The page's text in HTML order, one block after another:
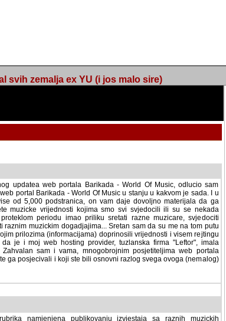
svih zemalja ex YU (i jos malo sire)
updatea web portala Barikada - World Of Music, odlucio sam
portal Barikada - World Of Music u stanju u kakvom je sada. I u
od 5,000 podstranica, on vam daje dovoljno materijala da ga
muzicke vrijednosti kojima smo svi svjedocili ili su se nekada desile.
periodu imao priliku sretati razne muzicare, svjedociti njihovim
dogadjajima... Sretan sam da su me na tom putu pratili
(informacijama) doprinosili vrijednosti i visem rejtingu ovog
i moj web hosting provider, tuzlanska firma "Leftor", imala
sam i vama, mnogobrojnim posjetiteljima web portala
ga posjecivali i koji ste bili osnovni razlog svega ovoga (nemalog)
namjenjena publikovanju izvjestaja sa raznih muzickih